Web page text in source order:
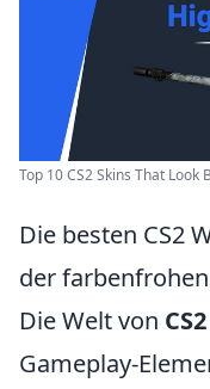
Top 10 CS2 Skins That Look
Die besten CS2
der
Die Welt von CS2
Gameplay-